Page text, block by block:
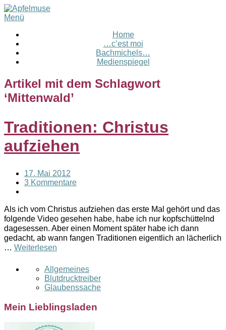
Menü
Home
…c’est moi
Bachmichels…
Medienspiegel
Artikel mit dem Schlagwort
‘Mittenwald’
Traditionen: Christus
aufziehen
17. Mai 2012
3 Kommentare
Als ich vom Christus aufziehen das erste Mal gehört und das
folgende Video gesehen habe, habe ich nur kopfschüttelnd
dagesessen. Aber einen Moment später habe ich dann
gedacht, ab wann fangen Traditionen eigentlich an lächerlich
… Weiterlesen
Allgemeines
Blutdrucktreiber
Glaubenssache
Mein Lieblingsladen